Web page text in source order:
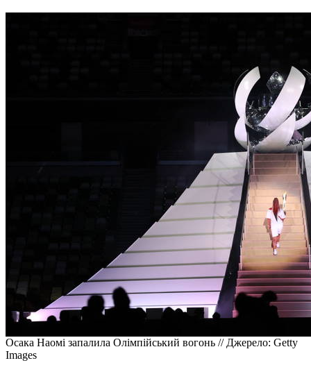
Осака Наомі запалила Олімпійський вогонь // Джерело: Getty
Images